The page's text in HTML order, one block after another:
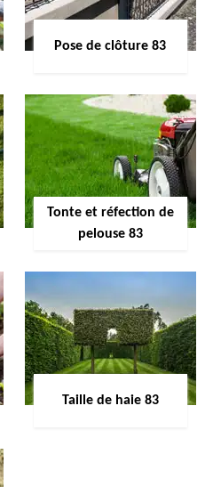
Pose de clôture 83
Tonte et réfection de
pelouse 83
Taille de haie 83